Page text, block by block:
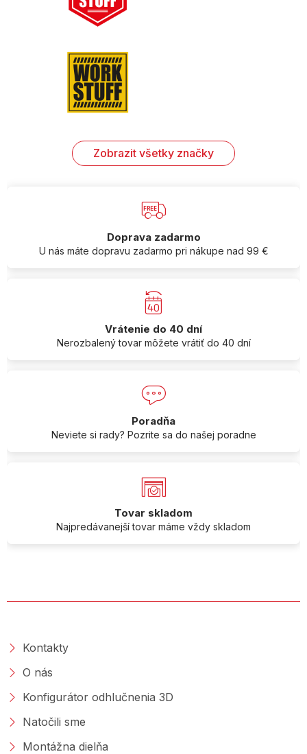
Zobrazit všetky značky
Doprava zadarmo
U nás máte dopravu zadarmo pri nákupe nad 99 €
Vrátenie do 40 dní
Nerozbalený tovar môžete vrátiť do 40 dní
Poradňa
Neviete si rady? Pozrite sa do našej poradne
Tovar skladom
Najpredávanejší tovar máme vždy skladom
Kontakty
O nás
Konfigurátor odhlučnenia 3D
Natočili sme
Montážna dielňa